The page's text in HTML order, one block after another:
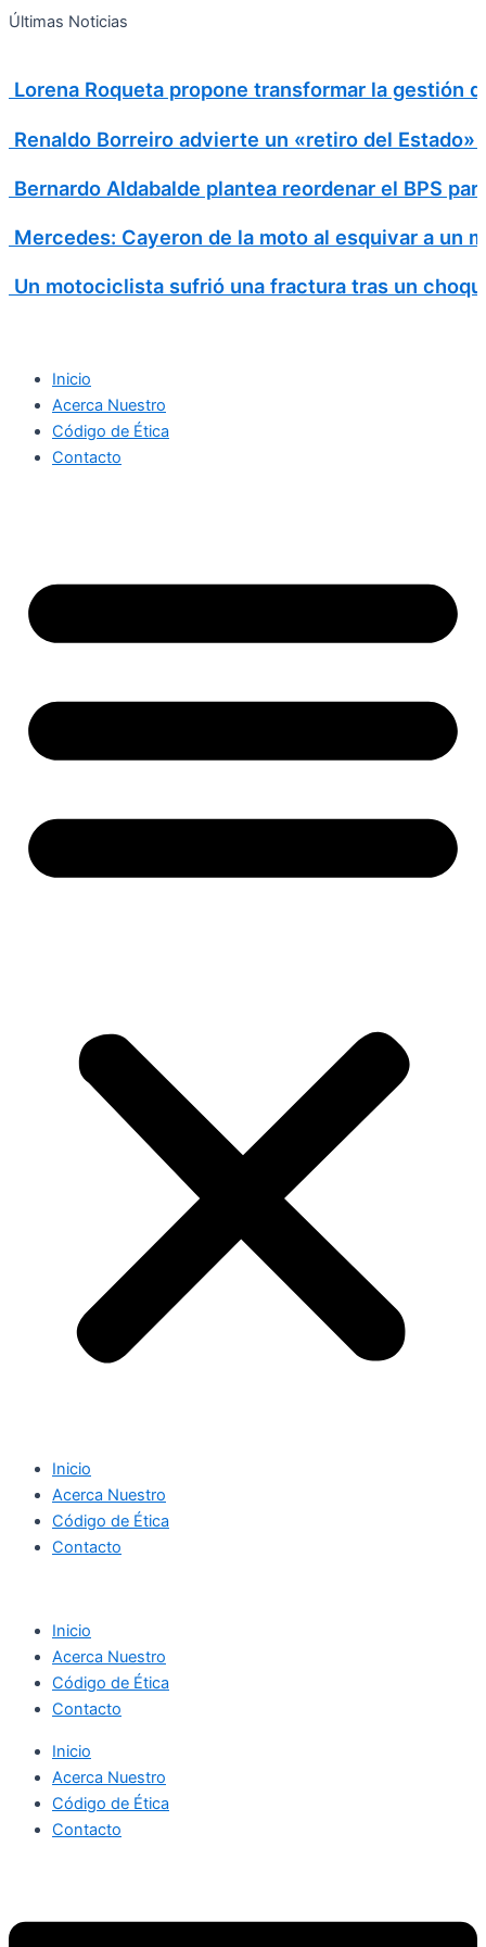
Ir
Últimas Noticias
Lorena Roqueta propone transformar la gestión
Renaldo Borreiro advierte un «retiro del
Bernardo Aldabalde plantea reordenar el BPS
Mercedes: Cayeron de la moto al esquivar a un
Un motociclista sufrió una fractura tras un
Inicio
Acerca Nuestro
Código de Ética
Contacto
Inicio
Acerca Nuestro
Código de Ética
Contacto
Inicio
Acerca Nuestro
Código de Ética
Contacto
Inicio
Acerca Nuestro
Código de Ética
Contacto
Search